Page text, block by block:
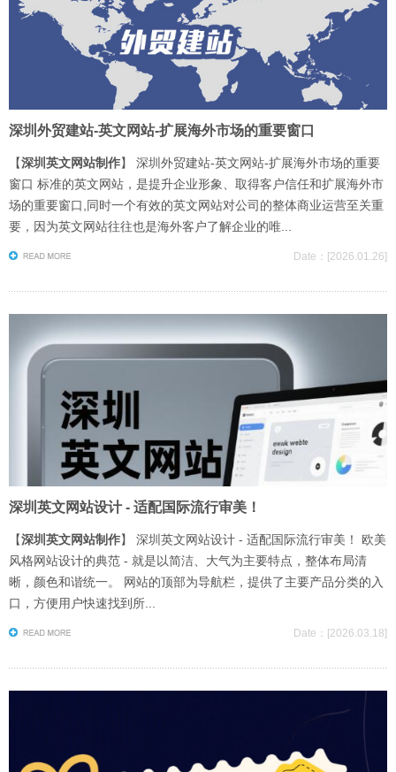
深圳外贸建站-英文网站-扩展海外市场的重要窗口
【深圳英文网站制作】 深圳外贸建站-英文网站-扩展海外市场的重要
窗口 标准的英文网站，是提升企业形象、取得客户信任和扩展海外市
场的重要窗口,同时一个有效的英文网站对公司的整体商业运营至关重
要，因为英文网站往往也是海外客户了解企业的唯...
Date：[2026.01.26]
深圳英文网站设计 - 适配国际流行审美！
【深圳英文网站制作】 深圳英文网站设计 - 适配国际流行审美！ 欧美
风格网站设计的典范 - 就是以简洁、大气为主要特点，整体布局清
晰，颜色和谐统一。 网站的顶部为导航栏，提供了主要产品分类的入
口，方便用户快速找到所...
Date：[2026.03.18]